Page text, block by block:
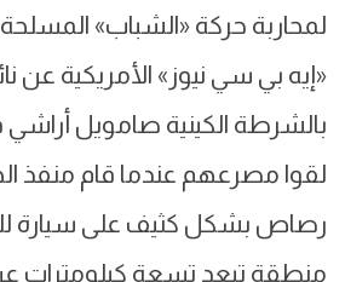
لمحاربة حركة «الشباب»
«إيه بي سي نيوز» الأمريكية عن
بالشرطة الكينية صامويل أراشي
لقوا مصرعهم عندما قام منفذ
رصاص بشكل كثيف على سيارة
منطقة تبعد تسعة كيلومترات